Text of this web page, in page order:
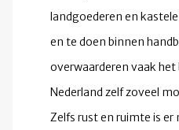
landgoederen en
en te doen binnen
overwaarderen vaak het
Nederland zelf zoveel
Zelfs rust en ruimte is er